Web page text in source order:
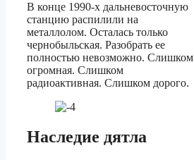
В конце 1990-х дальневосточную
станцию распилили на
металлолом. Осталась только
чернобыльская. Разобрать ее
полностью невозможно. Слишком
огромная. Слишком
радиоактивная. Слишком дорого.
Наследие дятла